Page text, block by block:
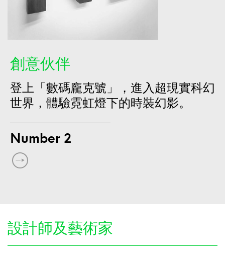
創意伙伴
登上「數碼龐克號」，進入超現實科幻
世界，體驗霓虹燈下的時裝幻影。
Number 2
設計師及藝術家